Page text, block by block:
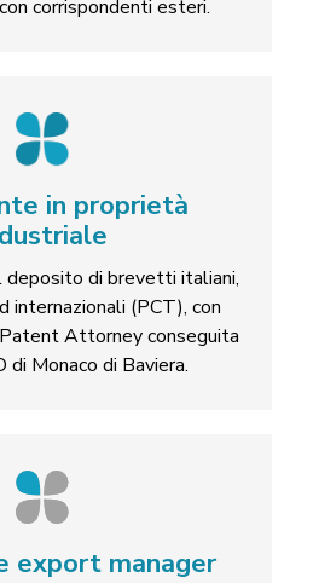
corrispondenti esteri.
in proprietà
deposito di brevetti italiani,
internazionali (PCT), con
Attorney conseguita
di Monaco di Baviera.
export manager